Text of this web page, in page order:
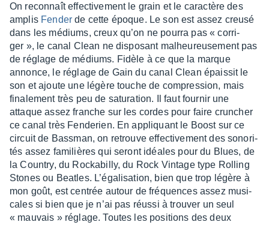
On recon­naît effec­ti­ve­ment le grain et le carac­tère des
amplis Fender de cette époque. Le son est assez creusé
dans les médiums, creux qu’on ne pourra pas « corri­
ger », le canal Clean ne dispo­sant malheu­reu­se­ment pas
de réglage de médiums. Fidèle à ce que la marque
annonce, le réglage de Gain du canal Clean épais­sit le
son et ajoute une légère touche de compres­sion, mais
fina­le­ment très peu de satu­ra­tion. Il faut four­nir une
attaque assez franche sur les cordes pour faire crun­cher
ce canal très Fende­rien. En appliquant le Boost sur ce
circuit de Bass­man, on retrouve effec­ti­ve­ment des sono­ri­
tés assez fami­lières qui seront idéales pour du Blues, de
la Coun­try, du Rocka­billy, du Rock Vintage type Rolling
Stones ou Beatles. L’éga­li­sa­tion, bien que trop légère à
mon goût, est centrée autour de fréquences assez musi­
cales si bien que je n’ai pas réussi à trou­ver un seul
« mauvais » réglage. Toutes les posi­tions des deux